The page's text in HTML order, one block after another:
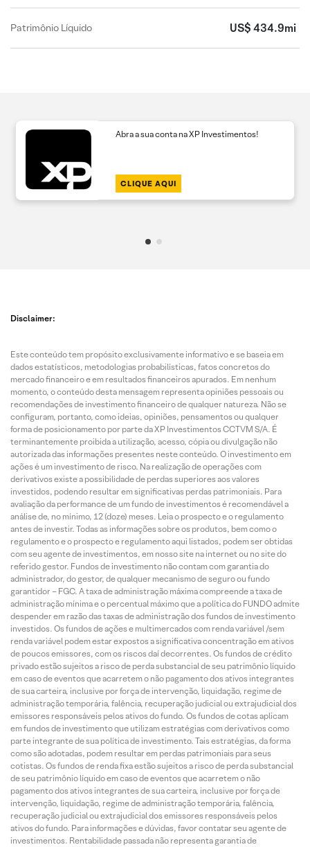
Patrimônio Líquido US$ 434.9mi
Abra a sua conta na XP Investimentos!
CLIQUE AQUI
Disclaimer:
Este conteúdo tem propósito exclusivamente informativo e se baseia em
dados estatísticos, metodologias probabilísticas, fatos concretos do
mercado financeiro e em resultados financeiros apurados. Em nenhum
momento, o conteúdo desta mensagem representa opiniões pessoais ou
recomendações de investimento financeiro de qualquer natureza. Não se
configuram, portanto, como ideias, opiniões, pensamentos ou qualquer
forma de posicionamento por parte da XP Investimentos CCTVM S/A. É
terminantemente proibida a utilização, acesso, cópia ou divulgação não
autorizada das informações presentes neste conteúdo. O investimento em
ações é um investimento de risco. Na realização de operações com
derivativos existe a possibilidade de perdas superiores aos valores
investidos, podendo resultar em significativas perdas patrimoniais. Para
avaliação da performance de um fundo de investimentos é recomendável a
análise de, no mínimo, 12 (doze) meses. Leia o prospecto e o regulamento
antes de investir. Todas as informações sobre os produtos, bem como o
regulamento e o prospecto e regulamento aqui listados, podem ser obtidas
com seu agente de investimentos, em nosso site na internet ou no site do
referido gestor. Fundos de investimento não contam com garantia do
administrador, do gestor, de qualquer mecanismo de seguro ou fundo
garantidor – FGC. A taxa de administração máxima compreende a taxa de
administração mínima e o percentual máximo que a política do FUNDO admite
despender em razão das taxas de administração dos fundos de investimento
investidos. Os fundos de ações e multimercados com renda variável /sem
renda variável podem estar expostos a significativa concentração em ativos
de poucos emissores, com os riscos daí decorrentes. Os fundos de crédito
privado estão sujeitos a risco de perda substancial de seu patrimônio líquido
em caso de eventos que acarretem o não pagamento dos ativos integrantes
de sua carteira, inclusive por força de intervenção, liquidação, regime de
administração temporária, falência, recuperação judicial ou extrajudicial dos
emissores responsáveis pelos ativos do fundo. Os fundos de cotas aplicam
em fundos de investimento que utilizam estratégias com derivativos como
parte integrante de sua política de investimento. Tais estratégias, da forma
como são adotadas, podem resultar em perdas patrimoniais para seus
cotistas. Os fundos de renda fixa estão sujeitos a risco de perda substancial
de seu patrimônio líquido em caso de eventos que acarretem o não
pagamento dos ativos integrantes de sua carteira, inclusive por força de
intervenção, liquidação, regime de administração temporária, falência,
recuperação judicial ou extrajudicial dos emissores responsáveis pelos
ativos do fundo. Para informações e dúvidas, favor contatar seu agente de
investimentos. Rentabilidade passada não representa garantia de